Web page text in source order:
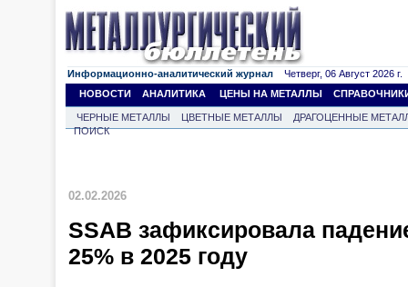
Информационно-аналитический журнал Четверг, 06 Август 2026 г.
НОВОСТИ
АНАЛИТИКА ЦЕНЫ НА МЕТАЛЛЫ
ЧЕРНЫЕ МЕТАЛЛЫ ЦВЕТНЫЕ МЕТАЛЛЫ
ДРАГОЦЕННЫЕ
ПОИСК
02.02.2026
SSAB зафиксировала
25% в 2025 году